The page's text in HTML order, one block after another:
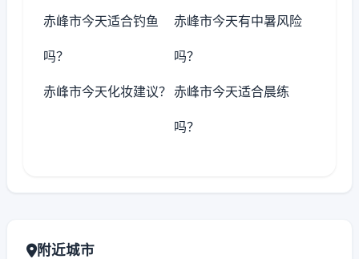
赤峰市今天适合钓鱼
吗？
赤峰市今天有中暑风险
吗？
赤峰市今天化妆建议？ 赤峰市今天适合晨练
吗？
附近城市